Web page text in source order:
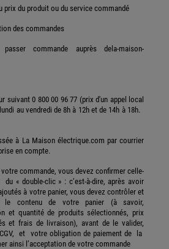
prix du produit ou du service commandé
des commandes
commande auprès dela-maison-
suivant 0 800 00 96 77 (prix d'un appel local
au vendredi de 8h à 12h et de 14h à 18h.
à La Maison électrique.com par courrier
en compte.
commande, vous devez confirmer celle-
« double-clic » : c’est-à-dire, après avoir
à votre panier, vous devez contrôler et
le contenu de votre panier (à savoir,
et quantité de produits sélectionnés, prix
et frais de livraison), avant de le valider,
CGV, et votre obligation de paiement de la
ainsi l’acceptation de votre commande